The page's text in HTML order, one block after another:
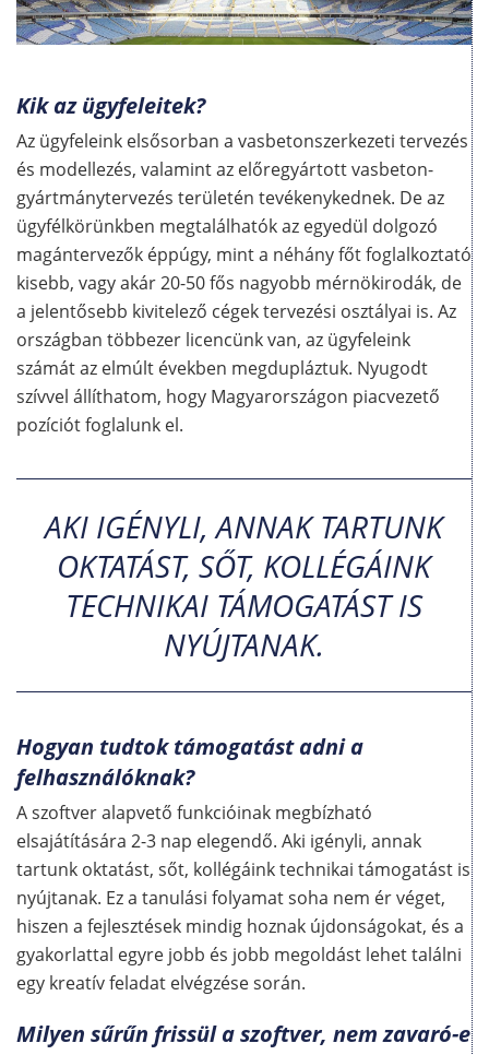
Kik az ügyfeleitek?
Az ügyfeleink elsősorban a vasbetonszerkezeti tervezés
és modellezés, valamint az előregyártott vasbeton-
gyártmánytervezés területén tevékenykednek. De az
ügyfélkörünkben megtalálhatók az egyedül dolgozó
magántervezők éppúgy, mint a néhány főt foglalkoztató
kisebb, vagy akár 20-50 fős nagyobb mérnökirodák, de
a jelentősebb kivitelező cégek tervezési osztályai is. Az
országban többezer licencünk van, az ügyfeleink
számát az elmúlt években megdupláztuk. Nyugodt
szívvel állíthatom, hogy Magyarországon piacvezető
pozíciót foglalunk el.
AKI IGÉNYLI, ANNAK TARTUNK
OKTATÁST, SŐT, KOLLÉGÁINK
TECHNIKAI TÁMOGATÁST IS
NYÚJTANAK.
Hogyan tudtok támogatást adni a
felhasználóknak?
A szoftver alapvető funkcióinak megbízható
elsajátítására 2-3 nap elegendő. Aki igényli, annak
tartunk oktatást, sőt, kollégáink technikai támogatást is
nyújtanak. Ez a tanulási folyamat soha nem ér véget,
hiszen a fejlesztések mindig hoznak újdonságokat, és a
gyakorlattal egyre jobb és jobb megoldást lehet találni
egy kreatív feladat elvégzése során.
Milyen sűrűn frissül a szoftver, nem zavaró-e